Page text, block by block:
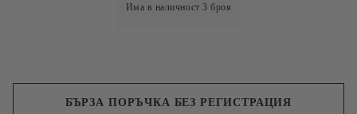
Има в наличност3 броя
БЪРЗА ПОРЪЧКА БЕЗ РЕГИСТРАЦИЯ